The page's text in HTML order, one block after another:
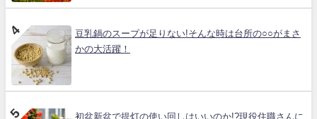
豆乳鍋のスープが足りない!そんな時は台所の○○がまさ
かの大活躍！
初盆新盆で提灯の使い回しはいいのか!?現役住職さんに